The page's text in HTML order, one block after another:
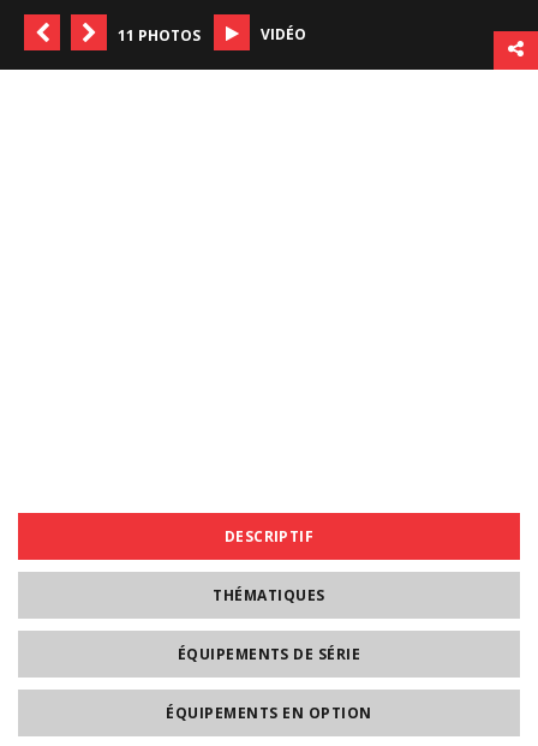
11 PHOTOS VIDÉO
DESCRIPTIF
THÉMATIQUES
ÉQUIPEMENTS DE SÉRIE
ÉQUIPEMENTS EN OPTION